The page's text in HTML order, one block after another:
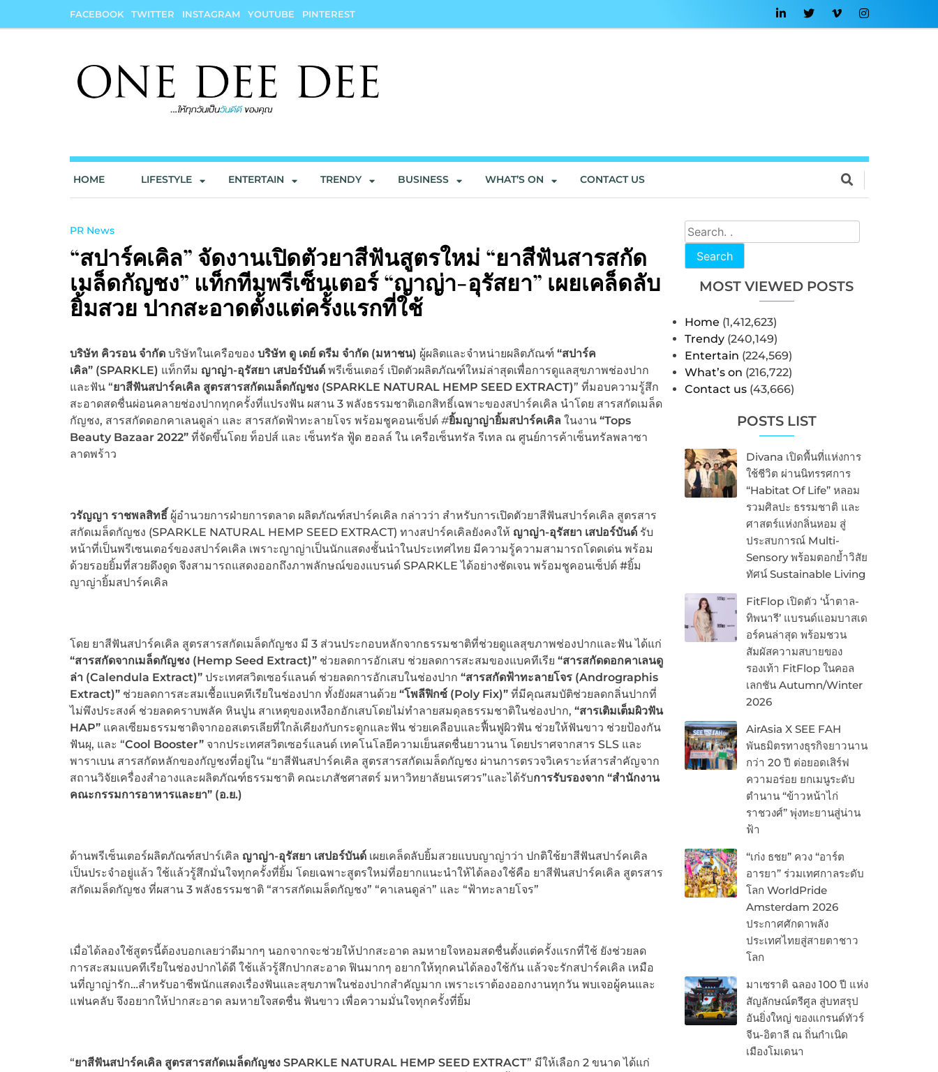
FACEBOOK TWITTER INSTAGRAM YOUTUBE PINTEREST
HOME LIFESTYLE ENTERTAIN TRENDY BUSINESS WHAT’S ON CONTACT US
Search
MOST VIEWED POSTS
Home (1,412,623)
Trendy (240,149)
Entertain (224,569)
What’s on (216,722)
Contact us (43,666)
POSTS LIST
Divana เปิดพื้นที่แห่งการ
ใช้ชีวิต ผ่านนิทรรศการ
“Habitat Of Life” หลอม
รวมศิลปะ ธรรมชาติ และ
ศาสตร์แห่งกลิ่นหอม สู่
ประสบการณ์ Multi-
Sensory พร้อมตอกย้ำวิสัย
ทัศน์ Sustainable Living
FitFlop เปิดตัว ‘น้ำตาล-
ทิพนารี’ แบรนด์แอมบาสเด
อร์คนล่าสุด พร้อมชวน
สัมผัสความสบายของ
รองเท้า FitFlop ในคอล
เลกชัน Autumn/Winter
2026
AirAsia X SEE FAH
พันธมิตรทางธุรกิจยาวนาน
กว่า 20 ปี ต่อยอดเสิร์ฟ
ความอร่อย ยกเมนูระดับ
ตำนาน “ข้าวหน้าไก่
ราชวงศ์” พุ่งทะยานสู่น่าน
ฟ้า
“เก่ง ธชย” ควง “อาร์ต
อารยา” ร่วมเทศกาลระดับ
โลก WorldPride
Amsterdam 2026
ประกาศศักดาพลัง
ประเทศไทยสู่สายตาชาว
โลก
มาเซราติ ฉลอง 100 ปี แห่ง
สัญลักษณ์ตรีศูล สู่บทสรุป
อันยิ่งใหญ่ ของแกรนด์ทัวร์
จีน-อิตาลี ณ ถิ่นกำเนิด
เมืองโมเดนา
PR News
“สปาร์คเคิล” จัดงานเปิดตัวยาสีฟันสูตรใหม่ “ยาสีฟันสารสกัด
เมล็ดกัญชง” แท็กทีมพรีเซ็นเตอร์ “ญาญ่า-อุรัสยา” เผยเคล็ดลับ
ยิ้มสวย ปากสะอาดตั้งแต่ครั้งแรกที่ใช้
บริษัท คิวรอน จำกัด บริษัทในเครือของ บริษัท ดู เดย์ ดรีม จำกัด (มหาชน) ผู้ผลิตและจำหน่ายผลิตภัณฑ์ “สปาร์ค
เคิล” (SPARKLE) แท็กทีม ญาญ่า-อุรัสยา เสปอร์บันด์พรีเซ็นเตอร์ เปิดตัวผลิตภัณฑ์ใหม่ล่าสุดเพื่อการดูแลสุขภาพช่องปาก
และฟัน “ยาสีฟันสปาร์คเคิล สูตรสารสกัดเมล็ดกัญชง (SPARKLE NATURAL HEMP SEED EXTRACT)” ที่มอบความรู้สึก
สะอาดสดชื่นผ่อนคลายช่องปากทุกครั้งที่แปรงฟัน ผสาน 3 พลังธรรมชาติเอกสิทธิ์เฉพาะของสปาร์คเคิล นำโดย สารสกัดเมล็ด
กัญชง, สารสกัดดอกคาเลนดูล่า และ สารสกัดฟ้าทะลายโจร พร้อมชูคอนเซ็ปต์ #ยิ้มญาญ่ายิ้มสปาร์คเคิล ในงาน “Tops
Beauty Bazaar 2022” ที่จัดขึ้นโดย ท็อปส์ และ เซ็นทรัล ฟู้ด ฮอลล์ ใน เครือเซ็นทรัล รีเทล ณ ศูนย์การค้าเซ็นทรัลพลาซา
ลาดพร้าว
วรัญญา ราชพลสิทธิ์ผู้อำนวยการฝ่ายการตลาด ผลิตภัณฑ์สปาร์คเคิล กล่าวว่า สำหรับการเปิดตัวยาสีฟันสปาร์คเคิล สูตรสาร
สกัดเมล็ดกัญชง (SPARKLE NATURAL HEMP SEED EXTRACT) ทางสปาร์คเคิลยังคงให้ ญาญ่า-อุรัสยา เสปอร์บันด์รับ
หน้าที่เป็นพรีเซนเตอร์ของสปาร์คเคิล เพราะญาญ่าเป็นนักแสดงชั้นนำในประเทศไทย มีความรู้ความสามารถโดดเด่น พร้อม
ด้วยรอยยิ้มที่สวยดึงดูด จึงสามารถแสดงออกถึงภาพลักษณ์ของแบรนด์ SPARKLE ได้อย่างชัดเจน พร้อมชูคอนเซ็ปต์ #ยิ้ม
ญาญ่ายิ้มสปาร์คเคิล
โดย ยาสีฟันสปาร์คเคิล สูตรสารสกัดเมล็ดกัญชง มี 3 ส่วนประกอบหลักจากธรรมชาติที่ช่วยดูแลสุขภาพช่องปากและฟัน ได้แก่
“สารสกัดจากเมล็ดกัญชง (Hemp Seed Extract)” ช่วยลดการอักเสบ ช่วยลดการสะสมของแบคทีเรีย “สารสกัดดอกคาเลนดู
ล่า (Calendula Extract)”ประเทศสวิตเซอร์แลนด์ ช่วยลดการอักเสบในช่องปาก “สารสกัดฟ้าทะลายโจร (Andrographis
Extract)” ช่วยลดการสะสมเชื้อแบคทีเรียในช่องปาก ทั้งยังผสานด้วย “โพลีฟิกซ์ (Poly Fix)”ที่มีคุณสมบัติช่วยลดกลิ่นปากที่
ไม่พึงประสงค์ ช่วยลดคราบพลัค หินปูน สาเหตุของเหงือกอักเสบโดยไม่ทำลายสมดุลธรรมชาติในช่องปาก, “สารเติมเต็มผิวฟัน
HAP”แคลเซียมธรรมชาติจากออสเตรเลียที่ใกล้เคียงกับกระดูกและฟัน ช่วยเคลือบและฟื้นฟูผิวฟัน ช่วยให้ฟันขาว ช่วยป้องกัน
ฟันผุ, และ “Cool Booster”จากประเทศสวิตเซอร์แลนด์ เทคโนโลยีความเย็นสดชื่นยาวนาน โดยปราศจากสาร SLS และ
พาราเบน สารสกัดหลักของกัญชงที่อยู่ใน “ยาสีฟันสปาร์คเคิล สูตรสารสกัดเมล็ดกัญชง ผ่านการตรวจวิเคราะห์สารสำคัญจาก
สถานวิจัยเครื่องสำอางและผลิตภัณฑ์ธรรมชาติ คณะเภสัชศาสตร์ มหาวิทยาลัยนเรศวร”และได้รับการรับรองจาก “สํานักงาน
คณะกรรมการอาหารและยา” (อ.ย.)
ด้านพรีเซ็นเตอร์ผลิตภัณฑ์สปาร์เคิล ญาญ่า-อุรัสยา เสปอร์บันด์เผยเคล็ดลับยิ้มสวยแบบญาญ่าว่า ปกติใช้ยาสีฟันสปาร์คเคิล
เป็นประจำอยู่แล้ว ใช้แล้วรู้สึกมั่นใจทุกครั้งที่ยิ้ม โดยเฉพาะสูตรใหม่ที่อยากแนะนำให้ได้ลองใช้คือ ยาสีฟันสปาร์คเคิล สูตรสาร
สกัดเมล็ดกัญชง ที่ผสาน 3 พลังธรรมชาติ “สารสกัดเมล็ดกัญชง” “คาเลนดูล่า” และ “ฟ้าทะลายโจร”
เมื่อได้ลองใช้สูตรนี้ต้องบอกเลยว่าดีมากๆ นอกจากจะช่วยให้ปากสะอาด ลมหายใจหอมสดชื่นตั้งแต่ครั้งแรกที่ใช้ ยังช่วยลด
การสะสมแบคทีเรียในช่องปากได้ดี ใช้แล้วรู้สึกปากสะอาด ฟินมากๆ อยากให้ทุกคนได้ลองใช้กัน แล้วจะรักสปาร์คเคิล เหมือ
นที่ญาญ่ารัก…สำหรับอาชีพนักแสดงเรื่องฟันและสุขภาพในช่องปากสำคัญมาก เพราะเราต้องออกงานทุกวัน พบเจอผู้คนและ
แฟนคลับ จึงอยากให้ปากสะอาด ลมหายใจสดชื่น ฟันขาว เพื่อความมั่นใจทุกครั้งที่ยิ้ม
“ยาสีฟันสปาร์คเคิล สูตรสารสกัดเมล็ดกัญชง SPARKLE NATURAL HEMP SEED EXTRACT” มีให้เลือก 2 ขนาด ได้แก่